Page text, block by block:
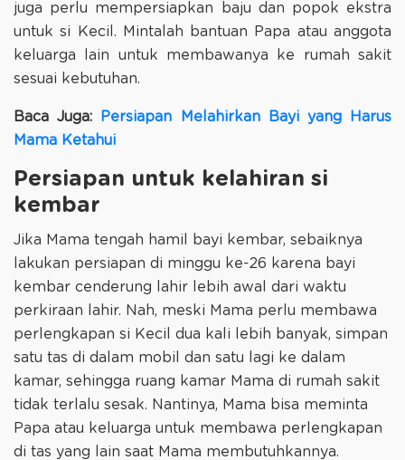
juga perlu mempersiapkan baju dan popok ekstra
untuk si Kecil. Mintalah bantuan Papa atau anggota
keluarga lain untuk membawanya ke rumah sakit
sesuai kebutuhan.
Baca Juga: Persiapan Melahirkan Bayi yang Harus
Mama Ketahui
Persiapan untuk kelahiran si
kembar
Jika Mama tengah hamil bayi kembar, sebaiknya
lakukan persiapan di minggu ke-26 karena bayi
kembar cenderung lahir lebih awal dari waktu
perkiraan lahir. Nah, meski Mama perlu membawa
perlengkapan si Kecil dua kali lebih banyak, simpan
satu tas di dalam mobil dan satu lagi ke dalam
kamar, sehingga ruang kamar Mama di rumah sakit
tidak terlalu sesak. Nantinya, Mama bisa meminta
Papa atau keluarga untuk membawa perlengkapan
di tas yang lain saat Mama membutuhkannya.